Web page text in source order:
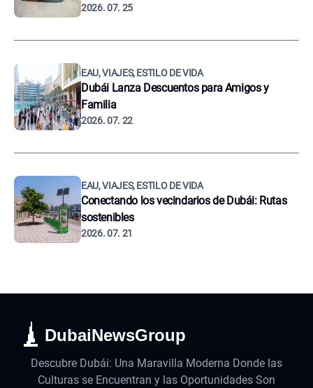
2026. 07. 25
EAU, VIAJES, ESTILO DE VIDA
Dubái Lanza Descuentos para Amigos y
Familia
2026. 07. 22
EAU, VIAJES, ESTILO DE VIDA
Conectando los vecindarios de Dubái: Rutas
sostenibles
2026. 07. 21
DubaiNewsGroup
Descubre Dubái: Una Maravilla Moderna Donde las
Culturas se Encuentran y las Oportunidades Son